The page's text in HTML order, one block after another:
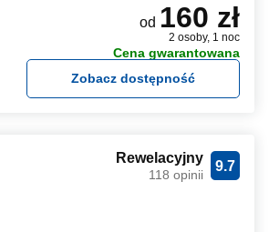
od 160 zł
2 osoby, 1 noc
Cena gwarantowana
Zobacz dostępność
9.7
Rewelacyjny
118 opinii